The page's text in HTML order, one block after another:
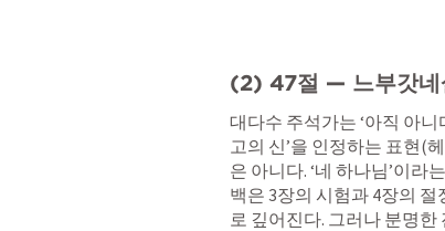
(2) 47절 — 느부갓네
대다수 주석가는 ‘아직 아니
고의 신’을 인정하는 표현(
은 아니다. ‘네 하나님’이라
백은 3장의 시험과 4장의
로 깊어진다. 그러나 분명